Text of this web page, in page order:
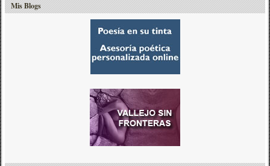
Mis Blogs